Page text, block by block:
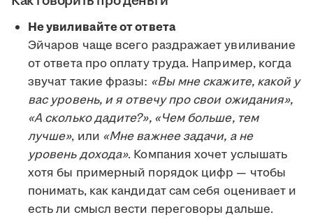
Не увиливайте от ответа
Эйчаров чаще всего раздражает увиливание
от ответа про оплату труда. Например, когда
звучат такие фразы: «Вы мне скажите, какой у
вас уровень, и я отвечу про свои ожидания»,
«А сколько дадите?», «Чем больше, тем
лучше», или «Мне важнее задачи, а не
уровень дохода». Компания хочет услышать
хотя бы примерный порядок цифр — чтобы
понимать, как кандидат сам себя оценивает и
есть ли смысл вести переговоры дальше.